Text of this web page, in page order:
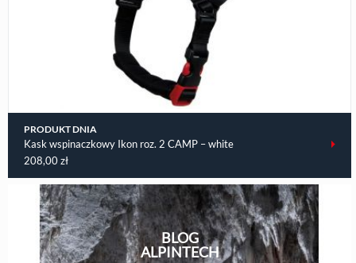
PRODUKT DNIA
Kask wspinaczkowy Ikon roz. 2 CAMP – white
208,00zł
BLOG
ALPINTECH